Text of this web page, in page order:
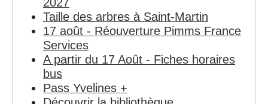
Taille des arbres à Saint-Martin
17 août - Réouverture Pimms France
Services
A partir du 17 Août - Fiches horaires
bus
Pass Yvelines +